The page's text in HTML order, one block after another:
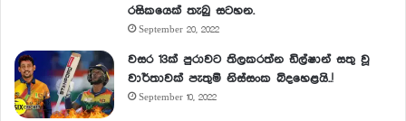
රසිකයෙක් තැබු සටහන.
September 20, 2022
වසර 13ක් පුරාවට තිලකරත්න ඩිල්ෂාන් සතු වූ
වාර්තාවක් පැතුම් නිස්සංක බිදහෙළයි..!
September 10, 2022